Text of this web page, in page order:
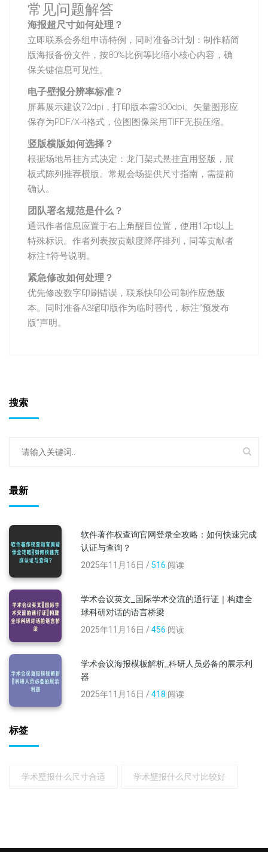
常见问题解答
海报超尺寸如何处理？
立即联系会务组申请特例，同时准备B计划：制作精简
版海报备份文件，按80%比例等比缩小核心内容，确
保关键信息可见性。
电子壁报分辨率标准？
屏幕展示建议72dpi，打印版本需300dpi。矢量图形应
保存为PDF/X-4格式，位图图像采用TIFF无损压缩。
竖版横版如何选择？
根据场地吊挂方式决定：龙门架式悬挂宜用竖版，展
板式陈列推荐横版。常规会场提供尺寸指南，需提前
确认。
团队署名规范是什么？
通讯作者信息应置于右上角醒目位置，使用12pt以上
特殊标识。作者列表按贡献度降序排列，同等贡献者
标注†符号说明。
紧急修改如何处理？
优先修改数字印刷错误，联系快印公司制作应急版
本。同时准备A3缩印版作为临时替代，标注”预发布
版”声明。
搜索
最新
软件著作权查询官网登录全攻略：如何快速完成
认证与查询？
2025年11月16日 / 516 阅读
学术会议英文_国际学术交流的通行证｜构建全
球科研对话的语言桥梁
2025年11月16日 / 456 阅读
学术会议海报模板解析_科研人员必备的展示利
器
2025年11月16日 / 418 阅读
标签
学术壁报什么尺寸合适 学术壁报什么尺寸比较好